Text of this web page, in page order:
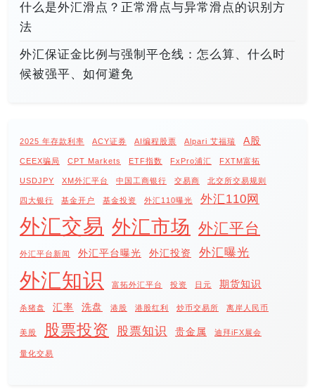
什么是外汇滑点？正常滑点与异常滑点的识别方
法
外汇保证金比例与强制平仓线：怎么算、什么时
候被强平、如何避免
2025 年存款利率 ACY证券 AI编程股票 Alpari 艾福瑞 A股
CEEX骗局 CPT Markets ETF指数 FxPro浦汇 FXTM富拓
USDJPY XM外汇平台 中国工商银行 交易商 北交所交易规则
四大银行 基金开户 基金投资 外汇110曝光 外汇110网
外汇交易 外汇市场 外汇平台
外汇平台新闻 外汇平台曝光 外汇投资 外汇曝光
外汇知识 富拓外汇平台 投资 日元 期货知识
杀猪盘 汇率 洗盘 港股 港股红利 炒币交易所 离岸人民币
美股 股票投资 股票知识 贵金属 迪拜iFX展会
量化交易